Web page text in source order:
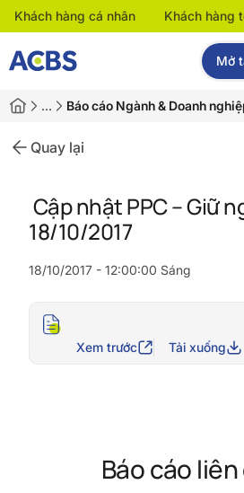
Khách hàng cá nhân Khách hàng
Mở
… Báo cáo Ngành & Doanh
Quay lại
Cập nhật PPC – Giữ
18/10/2017
18/10/2017 - 12:00:00 Sáng
Xem trước Tải xuống
Báo cáo